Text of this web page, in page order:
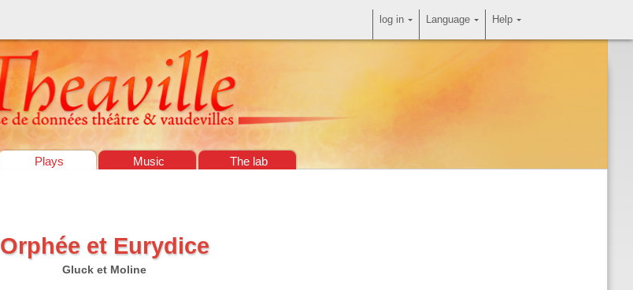
Plays Music The lab
Orphée et Eurydice
Gluck et Moline
Help
Language
log in